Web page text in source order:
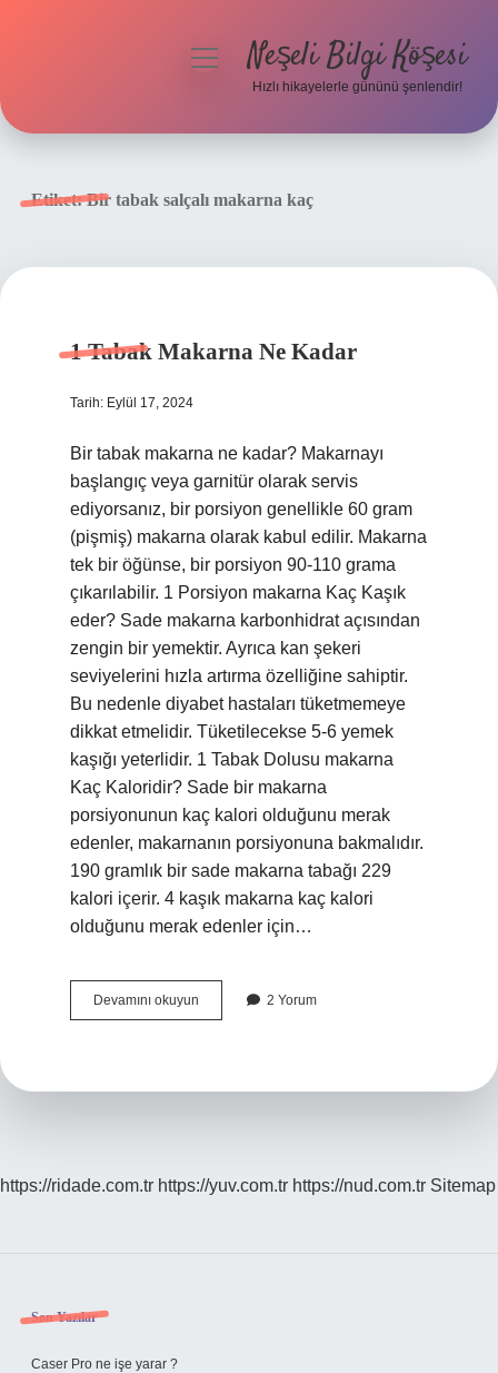
menüyüNeşeli Bilgi Köşesi
Hızlı hikayelerle gününü şenlendir!
Etiket:Bir tabak salçalı makarna kaç
1 Tabak Makarna Ne Kadar
Tarih: Eylül 17, 2024
Bir tabak makarna ne kadar? Makarnayı
başlangıç ​​veya garnitür olarak servis
ediyorsanız, bir porsiyon genellikle 60 gram
(pişmiş) makarna olarak kabul edilir. Makarna
tek bir öğünse, bir porsiyon 90-110 grama
çıkarılabilir. 1 Porsiyon makarna Kaç Kaşık
eder? Sade makarna karbonhidrat açısından
zengin bir yemektir. Ayrıca kan şekeri
seviyelerini hızla artırma özelliğine sahiptir.
Bu nedenle diyabet hastaları tüketmemeye
dikkat etmelidir. Tüketilecekse 5-6 yemek
kaşığı yeterlidir. 1 Tabak Dolusu makarna
Kaç Kaloridir? Sade bir makarna
porsiyonunun kaç kalori olduğunu merak
edenler, makarnanın porsiyonuna bakmalıdır.
190 gramlık bir sade makarna tabağı 229
kalori içerir. 4 kaşık makarna kaç kalori
olduğunu merak edenler için…
Devamını okuyun
Tabak
2 Yorum
https://ridade.com.tr https://yuv.com.tr https://nud.com.tr Sitemap
Sidebar
Son Yazılar
Caser Pro ne işe yarar ?